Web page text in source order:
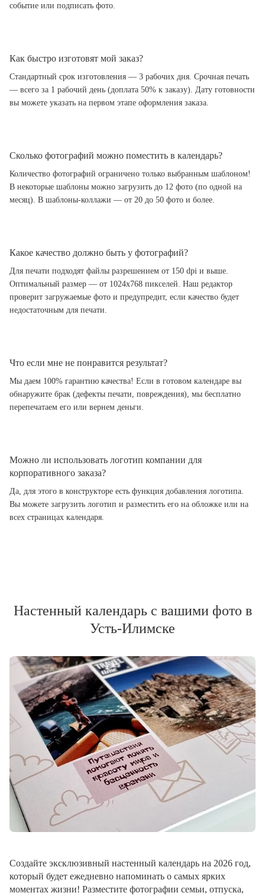
событие или подписать фото.
Как быстро изготовят мой заказ?
Стандартный срок изготовления — 3 рабочих дня. Срочная печать
— всего за 1 рабочий день (доплата 50% к заказу). Дату готовности
вы можете указать на первом этапе оформления заказа.
Сколько фотографий можно поместить в календарь?
Количество фотографий ограничено только выбранным шаблоном!
В некоторые шаблоны можно загрузить до 12 фото (по одной на
месяц). В шаблоны-коллажи — от 20 до 50 фото и более.
Какое качество должно быть у фотографий?
Для печати подходят файлы разрешением от 150 dpi и выше.
Оптимальный размер — от 1024x768 пикселей. Наш редактор
проверит загружаемые фото и предупредит, если качество будет
недостаточным для печати.
Что если мне не понравится результат?
Мы даем 100% гарантию качества! Если в готовом календаре вы
обнаружите брак (дефекты печати, повреждения), мы бесплатно
перепечатаем его или вернем деньги.
Можно ли использовать логотип компании для
корпоративного заказа?
Да, для этого в конструкторе есть функция добавления логотипа.
Вы можете загрузить логотип и разместить его на обложке или на
всех страницах календаря.
Настенный календарь с вашими фото в
Усть-Илимске
Создайте эксклюзивный настенный календарь на 2026 год,
который будет ежедневно напоминать о самых ярких
моментах жизни! Разместите фотографии семьи, отпуска,